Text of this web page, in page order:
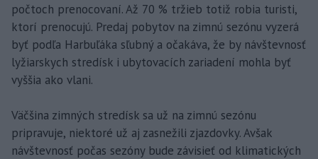
počtoch prenocovaní. Až 70 % tržieb totiž robia turisti,
ktorí prenocujú. Predaj pobytov na zimnú sezónu vyzerá
byť podľa Harbuľáka sľubný a očakáva, že by návštevnosť
lyžiarskych stredísk i ubytovacích zariadení mohla byť
vyššia ako vlani.
Väčšina zimných stredísk sa už na zimnú sezónu
pripravuje, niektoré už aj zasnežili zjazdovky. Avšak
návštevnosť počas sezóny bude závisieť od klimatických